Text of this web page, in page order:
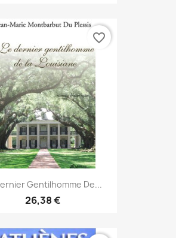
Gentilhomme De...
26,38 €
favorite_border